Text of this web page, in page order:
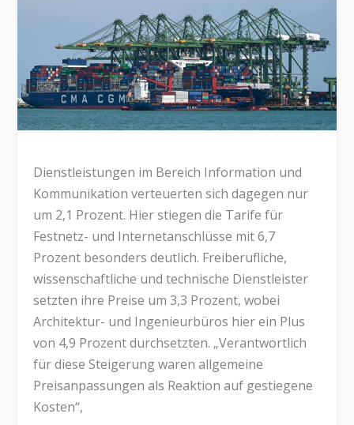
Dienstleistungen im Bereich Information und
Kommunikation verteuerten sich dagegen nur
um 2,1 Prozent. Hier stiegen die Tarife für
Festnetz- und Internetanschlüsse mit 6,7
Prozent besonders deutlich. Freiberufliche,
wissenschaftliche und technische Dienstleister
setzten ihre Preise um 3,3 Prozent, wobei
Architektur- und Ingenieurbüros hier ein Plus
von 4,9 Prozent durchsetzten. „Verantwortlich
für diese Steigerung waren allgemeine
Preisanpassungen als Reaktion auf gestiegene
Kosten“,